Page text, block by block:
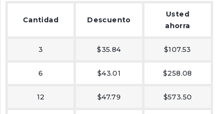
Cantidad Descuento
Usted
ahorra
3 $35.84 $107.53
6 $43.01 $258.08
12 $47.79 $573.50